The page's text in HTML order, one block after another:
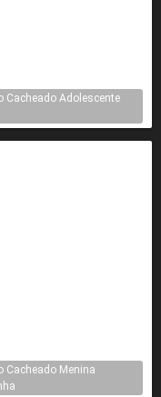
Cacheado Adolescente
Cacheado Menina